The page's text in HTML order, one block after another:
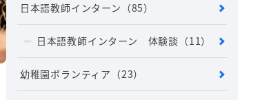
日本語教師インターン （85）
日本語教師インターン 体験談 （11）
幼稚園ボランティア （23）